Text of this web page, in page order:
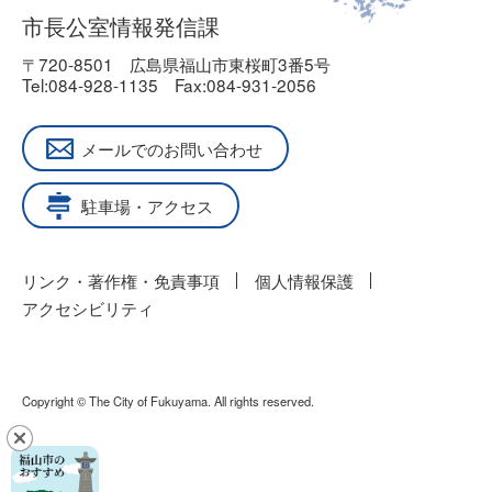
市長公室情報発信課
〒720-8501 広島県福山市東桜町3番5号
Tel:084-928-1135 Fax:084-931-2056
メールでのお問い合わせ
駐車場・アクセス
リンク・著作権・免責事項
個人情報保護
アクセシビリティ
Copyright © The City of Fukuyama. All rights reserved.